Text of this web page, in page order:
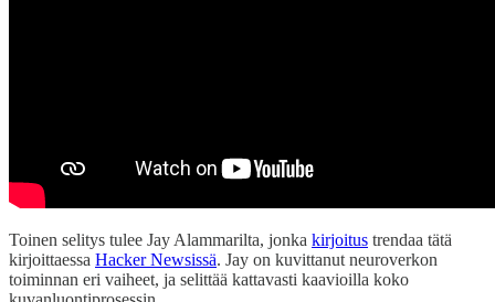
Toinen selitys tulee Jay Alammarilta, jonka kirjoitus trendaa tätä
kirjoittaessa Hacker Newsissä. Jay on kuvittanut neuroverkon
toiminnan eri vaiheet, ja selittää kattavasti kaavioilla koko